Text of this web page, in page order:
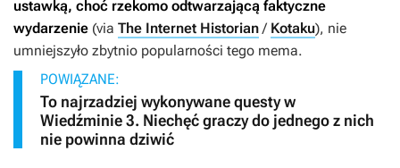
ustawką, choć rzekomo odtwarzającą faktyczne
wydarzenie (via The Internet Historian/ Kotaku), nie
umniejszyło zbytnio popularności tego mema.
POWIĄZANE:
To najrzadziej wykonywane questy w
Wiedźminie 3. Niechęć graczy do jednego z nich
nie powinna dziwić